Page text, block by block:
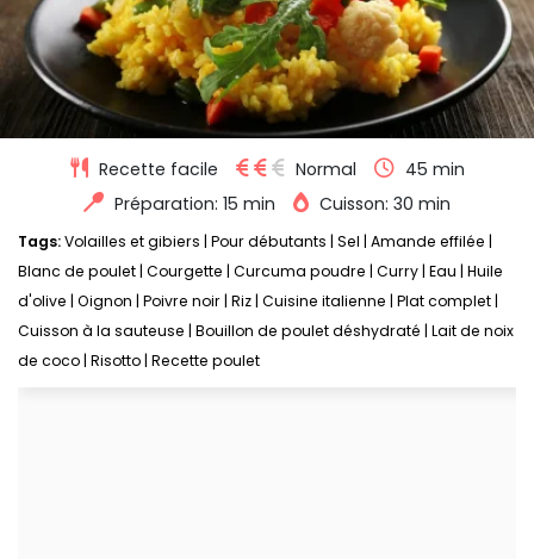
Recette facile Normal
45 min
Préparation: 15 min
Cuisson: 30 min
Tags:Volailles et gibiers Pour débutants Sel Amande effilée
Blanc de poulet Courgette Curcuma poudre Curry Eau Huile
d'olive Oignon Poivre noir Riz Cuisine italienne Plat complet
Cuisson à la sauteuse Bouillon de poulet déshydraté Lait de noix
de coco Risotto Recette poulet